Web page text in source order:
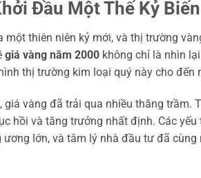
Đầu Một Thế Kỷ
thiên niên kỷ mới, và thị trường
giá vàng năm 2000 không chỉ là nhìn
thị trường kim loại quý này cho đến
vàng đã trải qua nhiều thăng trầm.
hồi và tăng trưởng nhất định. Các
lớn, và tâm lý nhà đầu tư đã